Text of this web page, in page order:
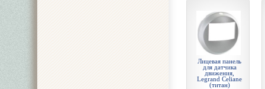
Лицевая панель
для датчика
движения,
Legrand Celiane
(титан)